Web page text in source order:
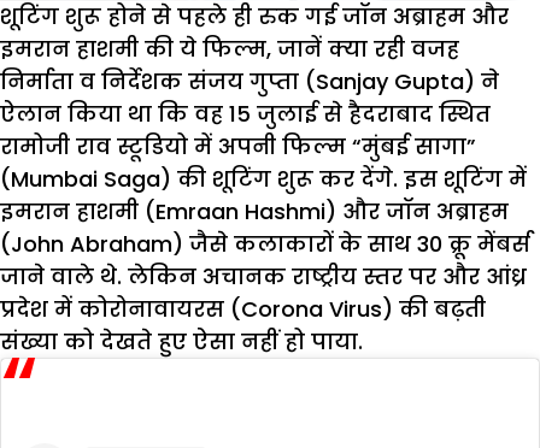
शूटिंग शुरू होने से पहले ही रुक गई जॉन अब्राहम और
इमरान हाशमी की ये फिल्म, जानें क्या रही वजह
निर्माता व निर्देशक संजय गुप्ता (Sanjay Gupta) ने
ऐलान किया था कि वह 15 जुलाई से हैदराबाद स्थित
रामोजी राव स्टूडियो में अपनी फिल्म “मुंबई सागा”
(Mumbai Saga) की शूटिंग शुरू कर देंगे. इस शूटिंग में
इमरान हाशमी (Emraan Hashmi) और जॉन अब्राहम
(John Abraham) जैसे कलाकारों के साथ 30 क्रू मेंबर्स
जाने वाले थे. लेकिन अचानक राष्ट्रीय स्तर पर और आंध्र
प्रदेश में कोरोनावायरस (Corona Virus) की बढ़ती
संख्या को देखते हुए ऐसा नहीं हो पाया.